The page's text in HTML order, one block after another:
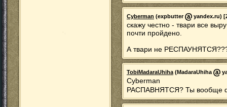
Cyberman (expbutter yandex.ru)
скажу честно - твари все
почти пройдено.
А твари не
TobiMadaraUhiha(MadaraUhiha
Cyberman
РАСПАВНЯТСЯ? Ты вообще